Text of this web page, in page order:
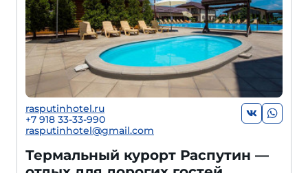
rasputinhotel.ru
+7 918 33-33-990
rasputinhotel@gmail.com
Термальный курорт Распутин —